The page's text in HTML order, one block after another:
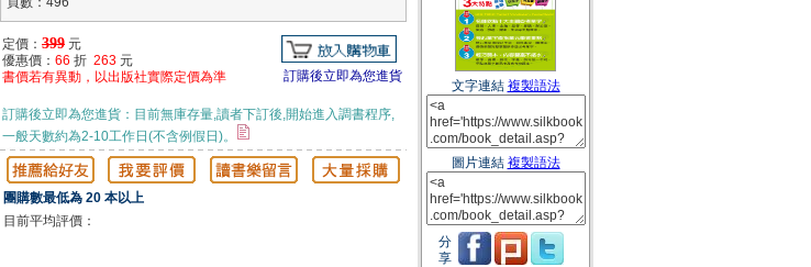
定價： 399 元
優惠價： 66 折 263 元
書價若有異動，以出版社實際定價為準
訂購後立即為您進貨
訂購後立即為您進貨：目前無庫存量,讀者下訂後,開始進入調書程序,
一般天數約為2-10工作日(不含例假日)。
團購數最低為 20 本以上
目前平均評價：
文字連結 複製語法
圖片連結 複製語法
分
享